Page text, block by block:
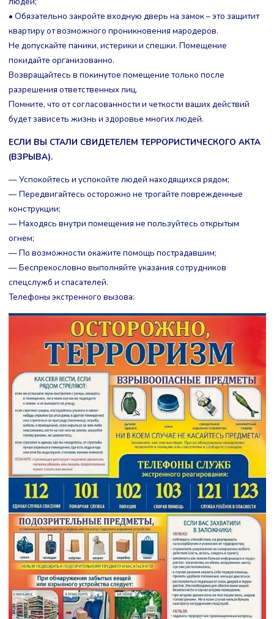
• Обязательно закройте входную дверь на замок – это защитит
квартиру от возможного проникновения мародеров.
Не допускайте паники, истерики и спешки. Помещение
покидайте организованно.
Возвращайтесь в покинутое помещение только после
разрешения ответственных лиц.
Помните, что от согласованности и четкости ваших действий
будет зависеть жизнь и здоровье многих людей.
ЕСЛИ ВЫ СТАЛИ СВИДЕТЕЛЕМ ТЕРРОРИСТИЧЕСКОГО АКТА
(ВЗРЫВА).
— Успокойтесь и успокойте людей находящихся рядом;
— Передвигайтесь осторожно не трогайте поврежденные
конструкции;
— Находясь внутри помещения не пользуйтесь открытым
огнем;
— По возможности окажите помощь пострадавшим;
— Беспрекословно выполняйте указания сотрудников
спецслужб и спасателей.
Телефоны экстренного вызова: